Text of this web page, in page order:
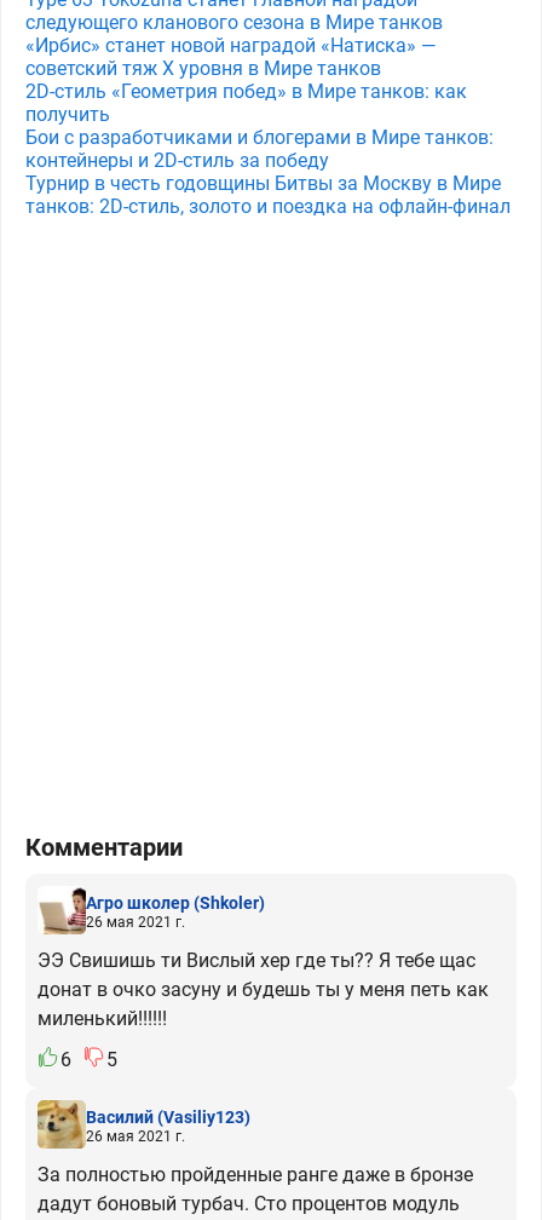
следующего кланового сезона в Мире танков
«Ирбис» станет новой наградой «Натиска» —
советский тяж X уровня в Мире танков
2D-стиль «Геометрия побед» в Мире танков: как
получить
Бои с разработчиками и блогерами в Мире танков:
контейнеры и 2D-стиль за победу
Турнир в честь годовщины Битвы за Москву в Мире
танков: 2D-стиль, золото и поездка на офлайн-финал
Комментарии
Агро школер(Shkoler)
26 мая 2021 г.
ЭЭ Свишишь ти Вислый хер где ты?? Я тебе щас
донат в очко засуну и будешь ты у меня петь как
миленький!!!!!!
6
5
Василий(Vasiliy123)
26 мая 2021 г.
За полностью пройденные ранге даже в бронзе
дадут боновый турбач. Сто процентов модуль